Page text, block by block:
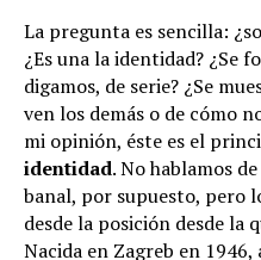
La pregunta es sencilla:
¿Es una la identidad? ¿Se
digamos, de serie? ¿Se
ven los demás o de cómo
mi opinión, éste es el
identidad. No hablamos
banal, por supuesto, pero
desde la posición desde la
Nacida en Zagreb en